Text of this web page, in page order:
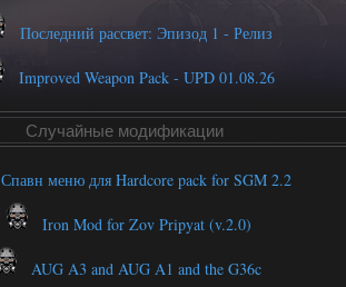
Последний рассвет: Эпизод 1 - Релиз
Improved Weapon Pack - UPD 01.08.26
Случайные модификации
Спавн меню для Hardcore pack for SGM 2.2
Iron Mod for Zov Pripyat (v.2.0)
AUG A3 and AUG A1 and the G36c